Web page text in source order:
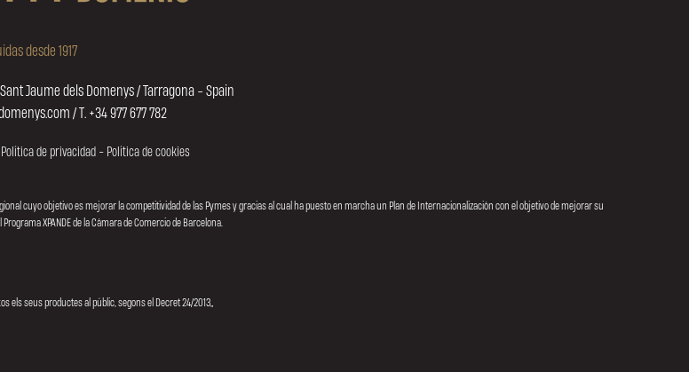
desde 1917
Jaume dels Domenys / Tarragona - Spain
/ T. +34 977 677 782
Política de privacidad- Política de cookies
cuyo objetivo es mejorar la competitividad de las Pymes y gracias al cual ha puesto en marcha un Plan de Internacionalización con el objetivo de mejorar su
XPANDE de la Cámara de Comercio de Barcelona.
seus productes al públic, segons el Decret 24/2013”